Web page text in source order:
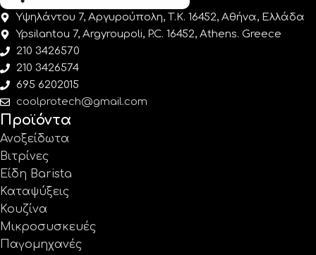
Υψηλάντου 7, Αργυρούπολη, Τ.Κ. 16452, Αθήνα, Ελλάδα
Ypsilantou 7, Argyroupoli, P.C. 16452, Athens. Greece
210 3426570
210 3426574
695 6202015
coolprotech@gmail.com
Προϊόντα
Ανοξείδωτα
Βιτρίνες
Είδη Barista
Καταψύξεις
Κουζίνα
Μικροσυσκευές
Παγομηχανές